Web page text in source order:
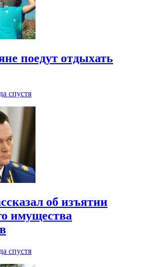
поедут отдыхать
спустя
об изъятии
имущества
спустя